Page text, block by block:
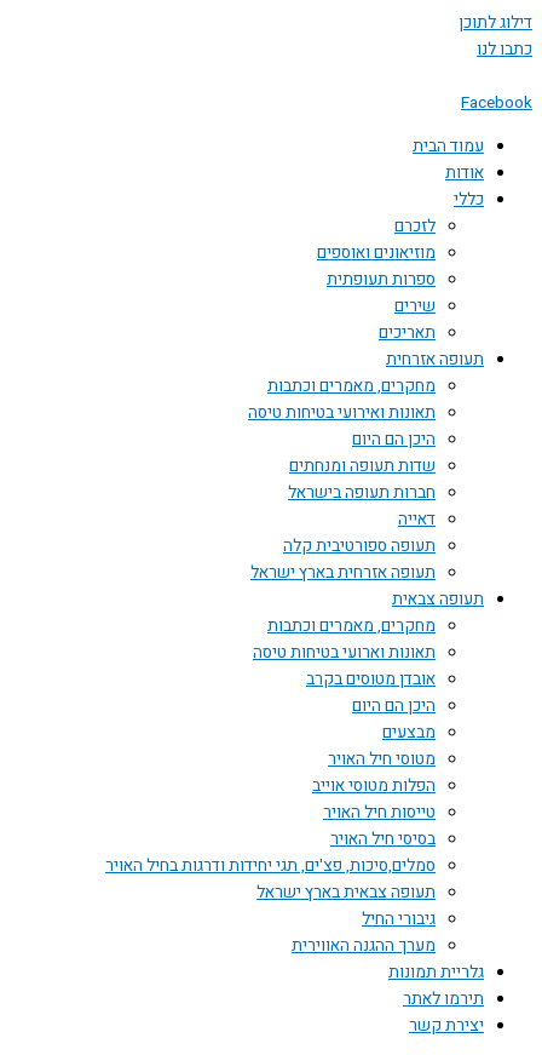
לתוכן
לנו
עמוד הבית
אודות
כללי
לזכרם
מוזיאונים ואוספים
ספרות תעופתית
שירים
תאריכים
תעופה אזרחית
מחקרים, מאמרים וכתבות
תאונות ואירועי בטיחות טיסה
היכן הם היום
שדות תעופה ומנחתים
חברות תעופה בישראל
דאייה
תעופה ספורטיבית קלה
תעופה אזרחית בארץ ישראל
תעופה צבאית
מחקרים, מאמרים וכתבות
תאונות וארועי בטיחות טיסה
אובדן מטוסים בקרב
היכן הם היום
מבצעים
מטוסי חיל האויר
הפלות מטוסי אוייב
טייסות חיל האויר
בסיסי חיל האויר
סמלים,סיכות, פצ'ים, תגי יחידות ודרגות בחיל האויר
תעופה צבאית בארץ ישראל
גיבורי החיל
מערך ההגנה האווירית
גלריית תמונות
תירמו לאתר
יצירת קשר